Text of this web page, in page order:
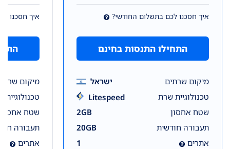
איך חסכנו לכם בתשלום החודשי?
התחילו התנסות בחינם
מיקום שרתים
ישראל
טכנולוגיית שרת
Litespeed
שטח אחסון
2GB
תעבורה חודשית
20GB
אתרים
1
איך חסכנו
מיקום
שטח אחסון
תעבורה
אתרים